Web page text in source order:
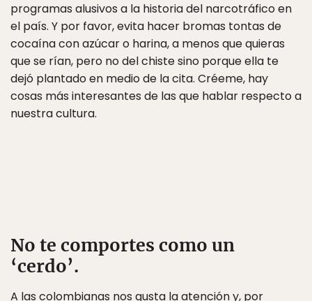
programas alusivos a la historia del narcotráfico en
el país. Y por favor, evita hacer bromas tontas de
cocaína con azúcar o harina, a menos que quieras
que se rían, pero no del chiste sino porque ella te
dejó plantado en medio de la cita. Créeme, hay
cosas más interesantes de las que hablar respecto a
nuestra cultura.
No te comportes como un
‘cerdo’.
A las colombianas nos gusta la atención y, por